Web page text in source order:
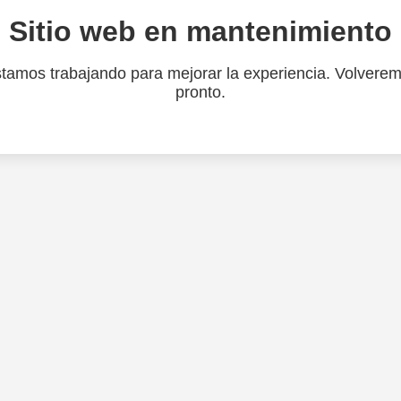
Sitio web en mantenimiento
trabajando para mejorar la experiencia.
pronto.